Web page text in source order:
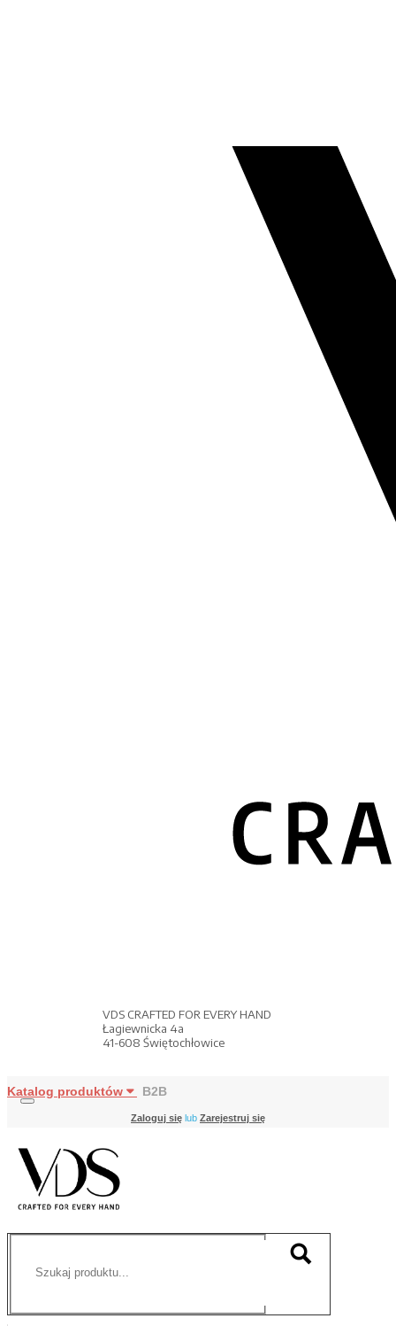
VDS CRAFTED FOR EVERY HAND
Łagiewnicka 4a
41-608 Świętochłowice
Katalog produktów B2B
Zaloguj się lub Zarejestruj się